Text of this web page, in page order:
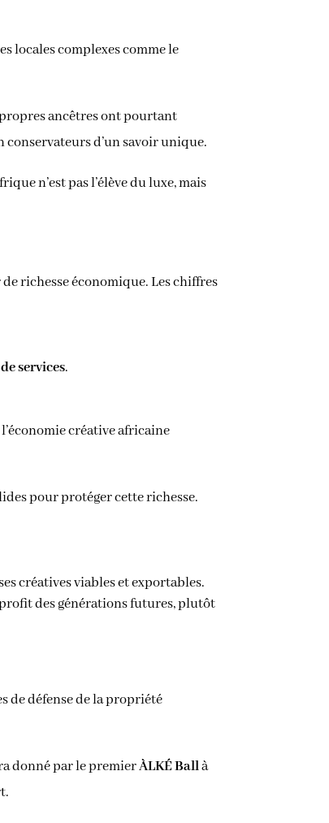
locales complexes comme le
ancêtres ont pourtant
conservateurs d’un savoir unique.
n’est pas l’élève du luxe, mais
richesse économique. Les chiffres
services.
créative africaine
pour protéger cette richesse.
créatives viables et exportables.
des générations futures, plutôt
de défense de la propriété
donné par le premierÀLKÉ Ballà